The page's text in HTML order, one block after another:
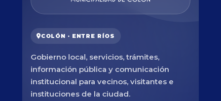
COLÓN · ENTRE RÍOS
Gobierno local, servicios, trámites,
información pública y comunicación
institucional para vecinos, visitantes e
instituciones de la ciudad.